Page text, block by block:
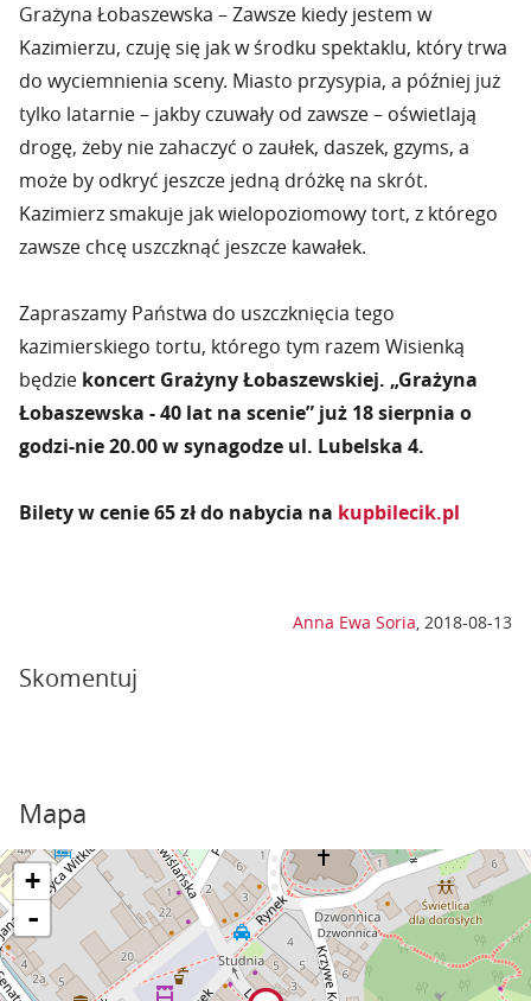
Grażyna Łobaszewska – Zawsze kiedy jestem w
Kazimierzu, czuję się jak w środku spektaklu, który trwa
do wyciemnienia sceny. Miasto przysypia, a później już
tylko latarnie – jakby czuwały od zawsze – oświetlają
drogę, żeby nie zahaczyć o zaułek, daszek, gzyms, a
może by odkryć jeszcze jedną dróżkę na skrót.
Kazimierz smakuje jak wielopoziomowy tort, z którego
zawsze chcę uszczknąć jeszcze kawałek.
Zapraszamy Państwa do uszczknięcia tego
kazimierskiego tortu, którego tym razem Wisienką
będzie koncert Grażyny Łobaszewskiej. „Grażyna
Łobaszewska - 40 lat na scenie” już 18 sierpnia o
godzi-nie 20.00 w synagodze ul. Lubelska 4.
Bilety w cenie 65 zł do nabycia na kupbilecik.pl
Anna Ewa Soria, 2018-08-13
Skomentuj
Mapa
+
-